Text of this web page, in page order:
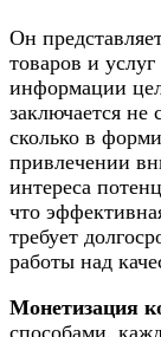
Он
товаров и
информации
заключается не
сколько в
привлечении
интереса
что
требует
работы над
Монетизация
способами,